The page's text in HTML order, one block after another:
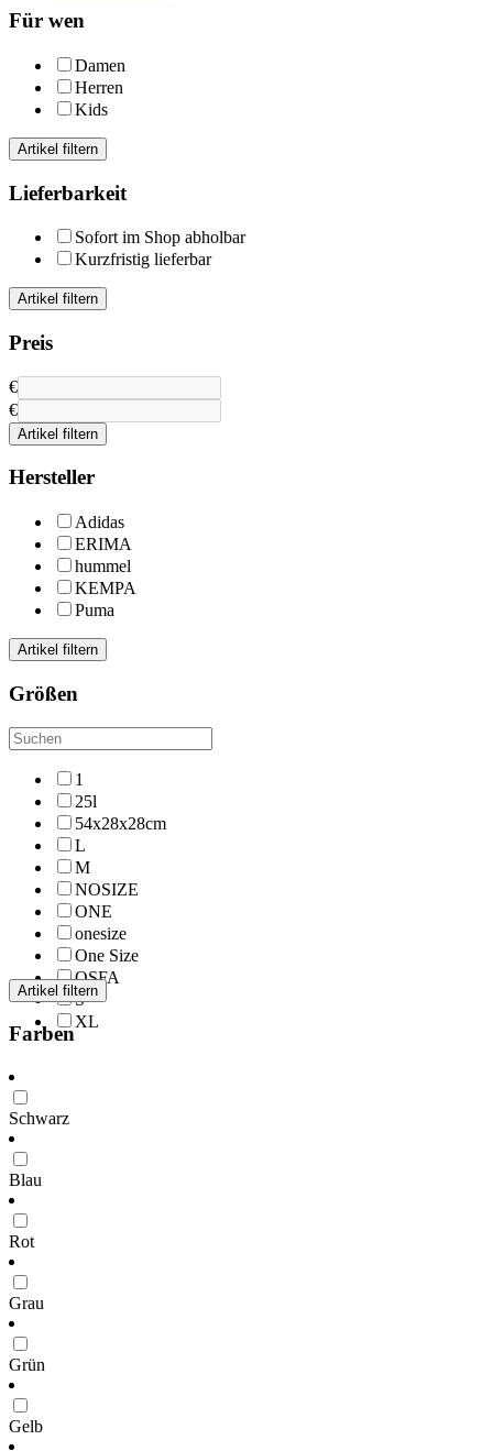
Für wen
Damen
Herren
Kids
Artikel filtern
Lieferbarkeit
Sofort im Shop abholbar
Kurzfristig lieferbar
Artikel filtern
Preis
€
€
Artikel filtern
Hersteller
Adidas
ERIMA
hummel
KEMPA
Puma
Artikel filtern
Größen
1
25l
54x28x28cm
L
M
NOSIZE
ONE
onesize
One Size
OSFA
S
XL
Artikel filtern
Farben
Schwarz
Blau
Rot
Grau
Grün
Gelb